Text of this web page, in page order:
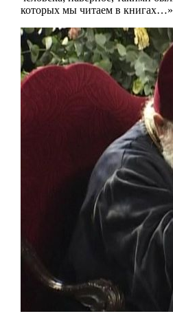
которых мы читаем в книгах…»